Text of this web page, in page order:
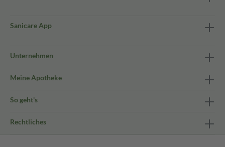
Sanicare App
Unternehmen
Meine Apotheke
So geht's
Rechtliches